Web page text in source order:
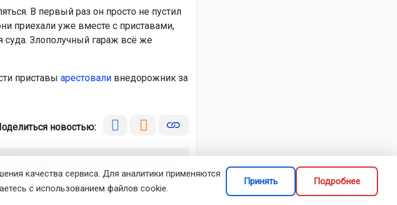
В первый раз он просто не пустил
приехали уже вместе с приставами,
Злополучный гараж всё же
приставы арестоваливнедорожник за
новостью:
качества сервиса. Для аналитики применяются
с использованием файлов cookie.
Принять Подробнее